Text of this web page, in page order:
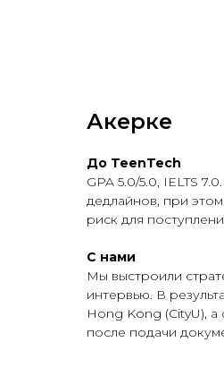
Акерке
До TeenTech
GPA 5.0/5.0, IELTS
дедлайнов, при
риск для
C нами
Мы выстроили
интервью. В
Hong Kong (CityU),
после подачи